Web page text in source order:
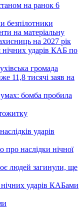
на ранок 6
безпілотники
на матеріальну
на 2027 рік
нічних ударів КАБ по
громада
11,8 тисячі заяв на
бомба пробила
ударів
наслідки нічної
людей загинули, ще
ударів КАБами